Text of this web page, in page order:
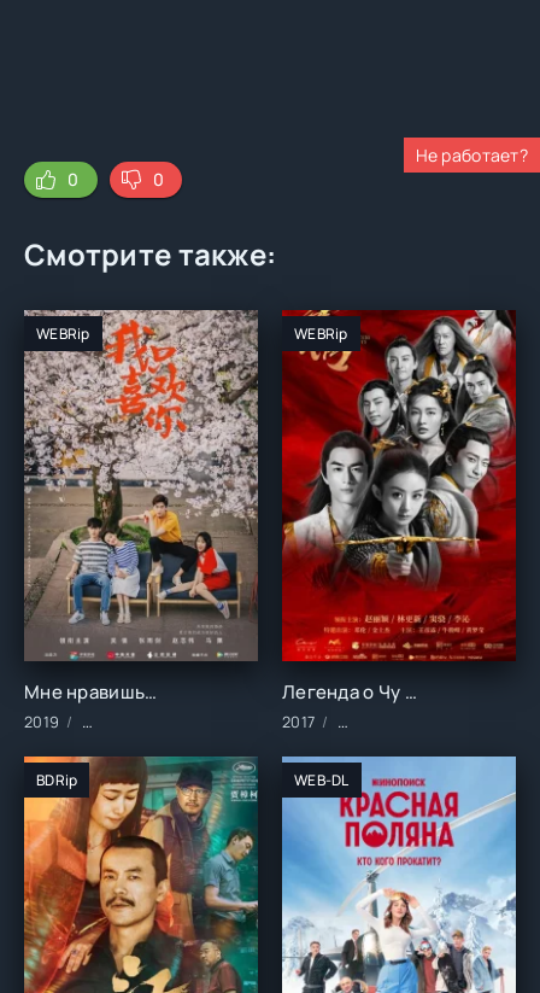
Не работает?
0
0
Смотрите также:
WEBRip
Мне нравишься только ты (2019)
2019 Сериалы/2019 год/Зарубежные/Комедия/Мелодрамы
WEBRip
Легенда о Чу Цяо (2017)
2017 Сериалы/Зарубежные/
BDRip WEB-DL